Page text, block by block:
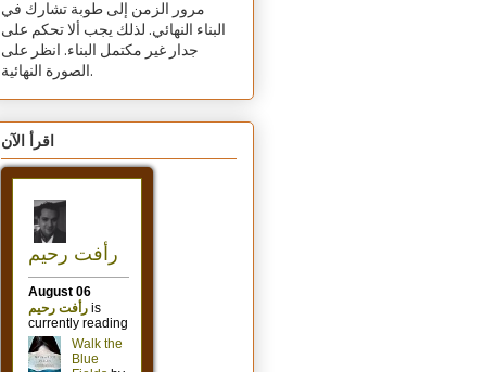
مرور الزمن إلى طوبة تشارك في
البناء النهائي. لذلك يجب ألا تحكم على
جدار غير مكتمل البناء. انظر على
الصورة النهائية.
اقرأ الآن